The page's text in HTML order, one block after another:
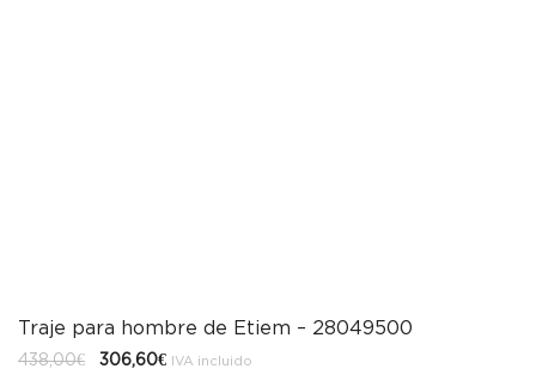
Traje para hombre de Etiem – 28049500
438,00€
El306,60€ElIVA incluido